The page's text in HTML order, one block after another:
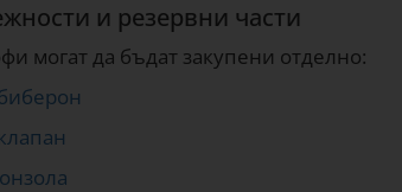
и резервни части
могат да бъдат закупени отделно: